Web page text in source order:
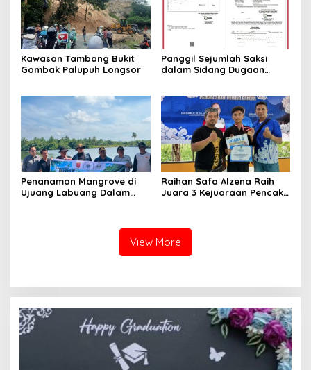
Kawasan Tambang Bukit
Gombak Palupuh Longsor
Panggil Sejumlah Saksi
dalam Sidang Dugaan
Penanaman Mangrove di
Ujuang Labuang Dalam
Raihan Safa Alzena Raih
Juara 3 Kejuaraan Pencak
View More